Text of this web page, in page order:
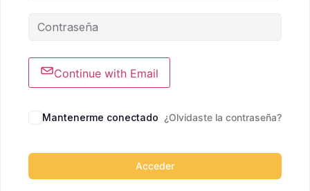
Continue with Email
Mantenerme conectado ¿Olvidaste la contraseña?
Acceder